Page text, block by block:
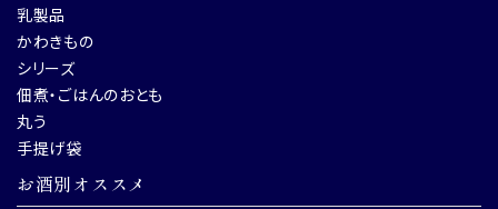
乳製品
かわきもの
シリーズ
佃煮・ごはんのおとも
丸う
手提げ袋
お酒別オススメ